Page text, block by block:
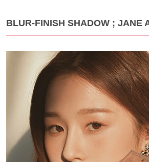
BLUR-FINISH SHADOW ; JANE